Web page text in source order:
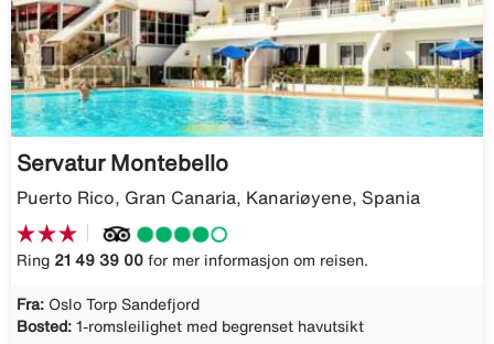
Servatur Montebello
Puerto Rico, Gran Canaria, Kanariøyene, Spania
Ring 21 49 39 00 for mer informasjon om reisen.
Fra: Oslo Torp Sandefjord
Bosted: 1-romsleilighet med begrenset havutsikt